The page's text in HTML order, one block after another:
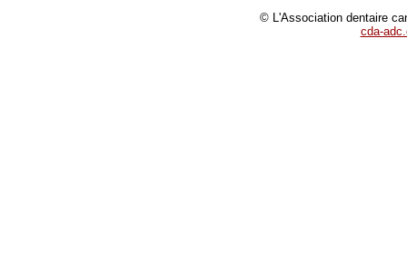
© L'Association dentaire
cda-